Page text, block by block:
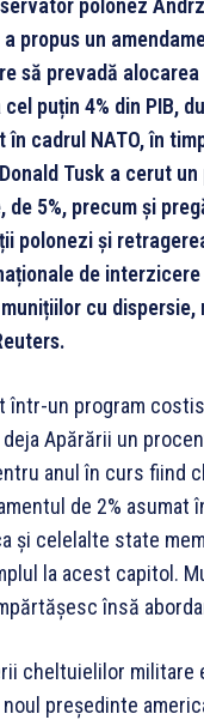
polonez
propus un
să prevadă
puțin 4% din PIB,
în cadrul NATO, în
Tusk a cerut
de 5%, precum și
polonezi și
de interzicere
cu dispersie,
într-un program
Apărării un
anul în curs fiind
de 2% asumat
și celelalte state
la acest capitol.
însă
cheltuielilor militare
președinte